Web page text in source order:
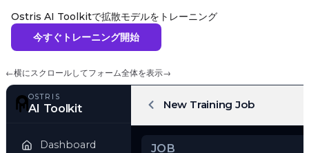
Ostris AI Toolkitで拡散モデルをトレーニング
今すぐトレーニング開始
←横にスクロールしてフォーム全体を表示→
AI Toolkit